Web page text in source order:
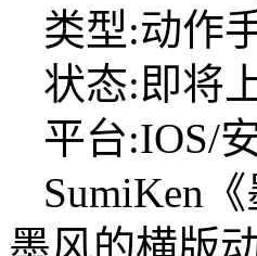
类型:动作
状态:即将
平台:IOS/
SumiKen
墨风的横版